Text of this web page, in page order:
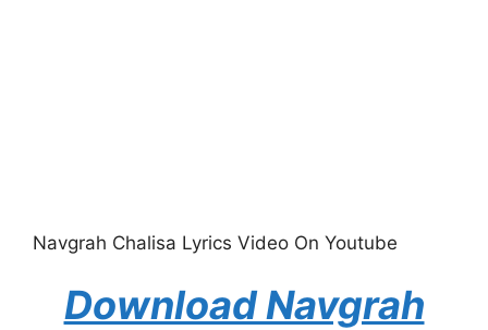
Navgrah Chalisa Lyrics Video On Youtube
Download Navgrah